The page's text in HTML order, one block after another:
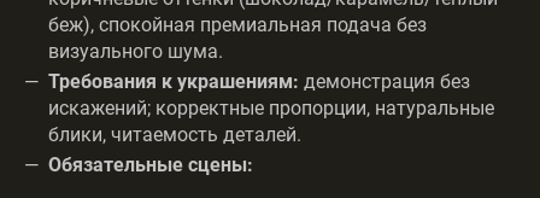
беж), спокойная премиальная подача без
визуального шума.
Требования к украшениям: демонстрация без
искажений; корректные пропорции, натуральные
блики, читаемость деталей.
Обязательные сцены: